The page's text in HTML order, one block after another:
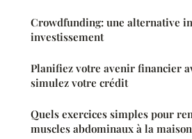
Crowdfunding: une alternative
investissement
Planifiez votre avenir financier
simulez votre crédit
Quels exercices simples pour
muscles abdominaux à la